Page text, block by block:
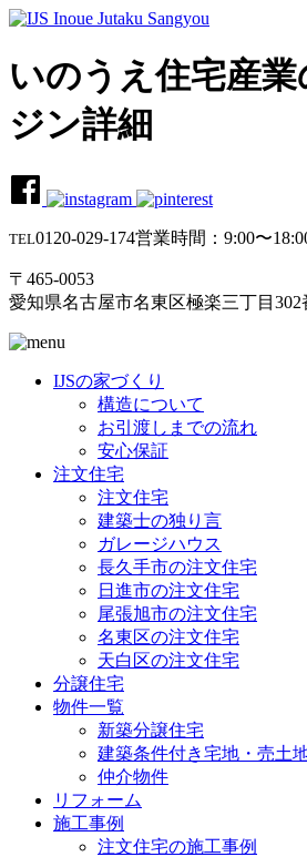
いのうえ住宅産
ジン詳細
TEL0120-029-174営業時間：9:00〜
〒465-0053
愛知県名古屋市名東区極楽三丁目302
IJSの家づくり
構造について
お引渡しまでの流れ
安心保証
注文住宅
注文住宅
建築士の独り言
ガレージハウス
長久手市の注文住宅
日進市の注文住宅
尾張旭市の注文住宅
名東区の注文住宅
天白区の注文住宅
分譲住宅
物件一覧
新築分譲住宅
建築条件付き宅地・売土
仲介物件
リフォーム
施工事例
注文住宅の施工事例